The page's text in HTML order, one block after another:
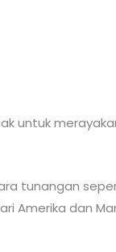
untuk
tunangan
Amerika dan